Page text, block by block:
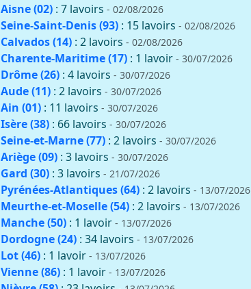
Aisne (02) : 7 lavoirs - 02/08/2026
Seine-Saint-Denis (93) : 15 lavoirs - 02/08/2026
Calvados (14) : 2 lavoirs - 02/08/2026
Charente-Maritime (17) : 1 lavoir - 30/07/2026
Drôme (26) : 4 lavoirs - 30/07/2026
Aude (11) : 2 lavoirs - 30/07/2026
Ain (01) : 11 lavoirs - 30/07/2026
Isère (38) : 66 lavoirs - 30/07/2026
Seine-et-Marne (77) : 2 lavoirs - 30/07/2026
Ariège (09) : 3 lavoirs - 30/07/2026
Gard (30) : 3 lavoirs - 21/07/2026
Pyrénées-Atlantiques (64) : 2 lavoirs - 13/07/2026
Meurthe-et-Moselle (54) : 2 lavoirs - 13/07/2026
Manche (50) : 1 lavoir - 13/07/2026
Dordogne (24) : 34 lavoirs - 13/07/2026
Lot (46) : 1 lavoir - 13/07/2026
Vienne (86) : 1 lavoir - 13/07/2026